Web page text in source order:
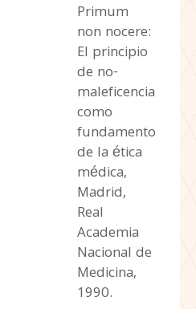
Primum
non nocere:
El principio
de no-
maleficencia
como
fundamento
de la ética
médica,
Madrid,
Real
Academia
Nacional de
Medicina,
1990.